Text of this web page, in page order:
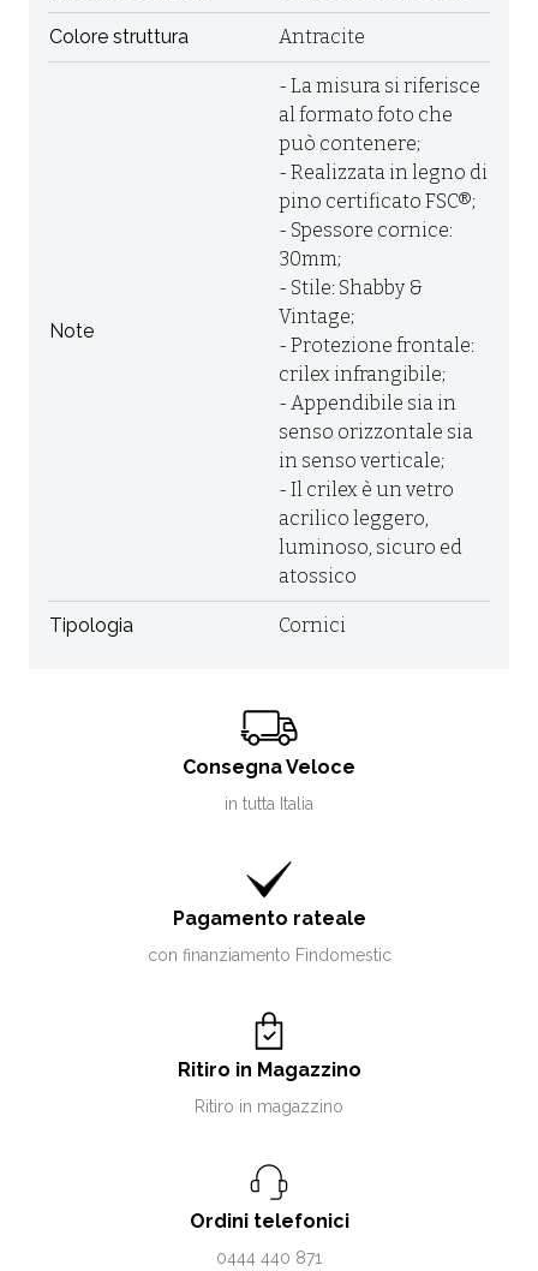
Colore struttura Antracite
Note
- La misura si riferisce
al formato foto che
può contenere;
- Realizzata in legno di
pino certificato FSC®;
- Spessore cornice:
30mm;
- Stile: Shabby &
Vintage;
- Protezione frontale:
crilex infrangibile;
- Appendibile sia in
senso orizzontale sia
in senso verticale;
- Il crilex è un vetro
acrilico leggero,
luminoso, sicuro ed
atossico
Tipologia Cornici
Consegna Veloce
in tutta Italia
Pagamento rateale
con finanziamento Findomestic
Ritiro in Magazzino
Ritiro in magazzino
Ordini telefonici
0444 440 871